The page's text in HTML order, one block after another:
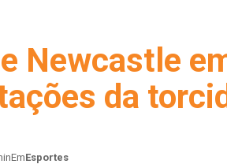
Newcastle
da
EmEsportes